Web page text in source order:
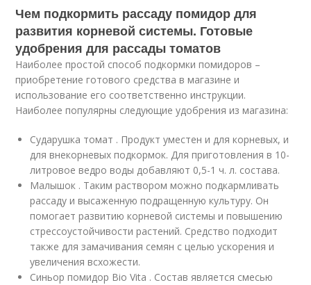
Чем подкормить рассаду помидор для
развития корневой системы. Готовые
удобрения для рассады томатов
Наиболее простой способ подкормки помидоров –
приобретение готового средства в магазине и
использование его соответственно инструкции.
Наиболее популярны следующие удобрения из магазина:
Сударушка томат . Продукт уместен и для корневых, и
для внекорневых подкормок. Для приготовления в 10-
литровое ведро воды добавляют 0,5-1 ч. л. состава.
Малышок . Таким раствором можно подкармливать
рассаду и высаженную подращенную культуру. Он
помогает развитию корневой системы и повышению
стрессоустойчивости растений. Средство подходит
также для замачивания семян с целью ускорения и
увеличения всхожести.
Синьор помидор Bio Vita . Состав является смесью